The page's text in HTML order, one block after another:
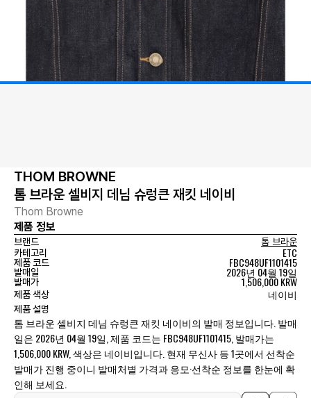
THOM BROWNE
톰 브라운 셀비지 데님 슈렁큰 재킷 네이비
Thom Browne
제품 정보
브랜드
톰 브라운
카테고리
ETC
제품 코드 FBC948UF1101415
발매일 2026년 04월 19일
발매가 1,506,000 KRW
제품 색상 네이비
제품 설명
톰 브라운 셀비지 데님 슈렁큰 재킷 네이비의 발매 정보입니다. 발매
일은 2026년 04월 19일, 제품 코드는 FBC948UF1101415, 발매가는
1,506,000 KRW, 색상은 네이비입니다. 현재 무신사 등 1곳에서 선착순
발매가 진행 중이니 발매처별 가격과 응모·선착순 정보를 한눈에 확
인해 보세요.